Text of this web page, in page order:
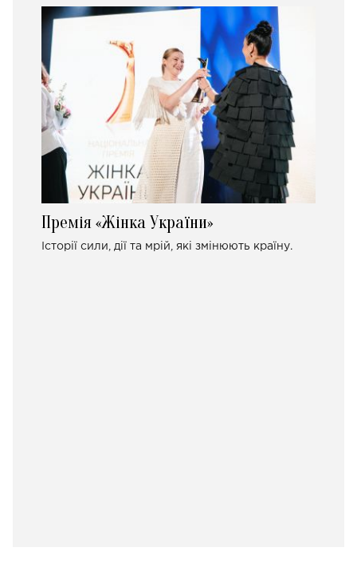
Премія «Жінка України»
Історії сили, дії та мрій, які змінюють країну.